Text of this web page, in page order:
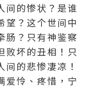
间的惨状？是谁
望？这个世间中
肠？只有神鉴察
败坏的丑相！只
的悲惨凄凉！
爱怜、疼惜，宁